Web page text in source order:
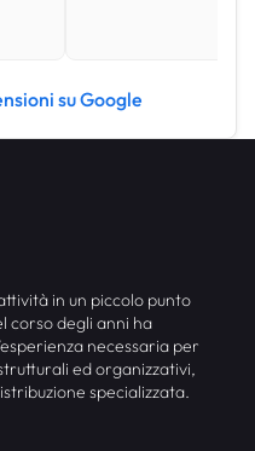
su Google
in un piccolo punto
corso degli anni ha
necessaria per
ed organizzativi,
specializzata.